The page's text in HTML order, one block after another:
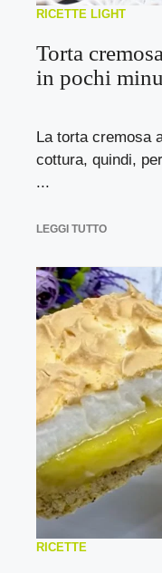
RICETTE LIGHT
Torta
in pochi
La torta cremosa
cottura, quindi,
...
LEGGI TUTTO
RICETTE